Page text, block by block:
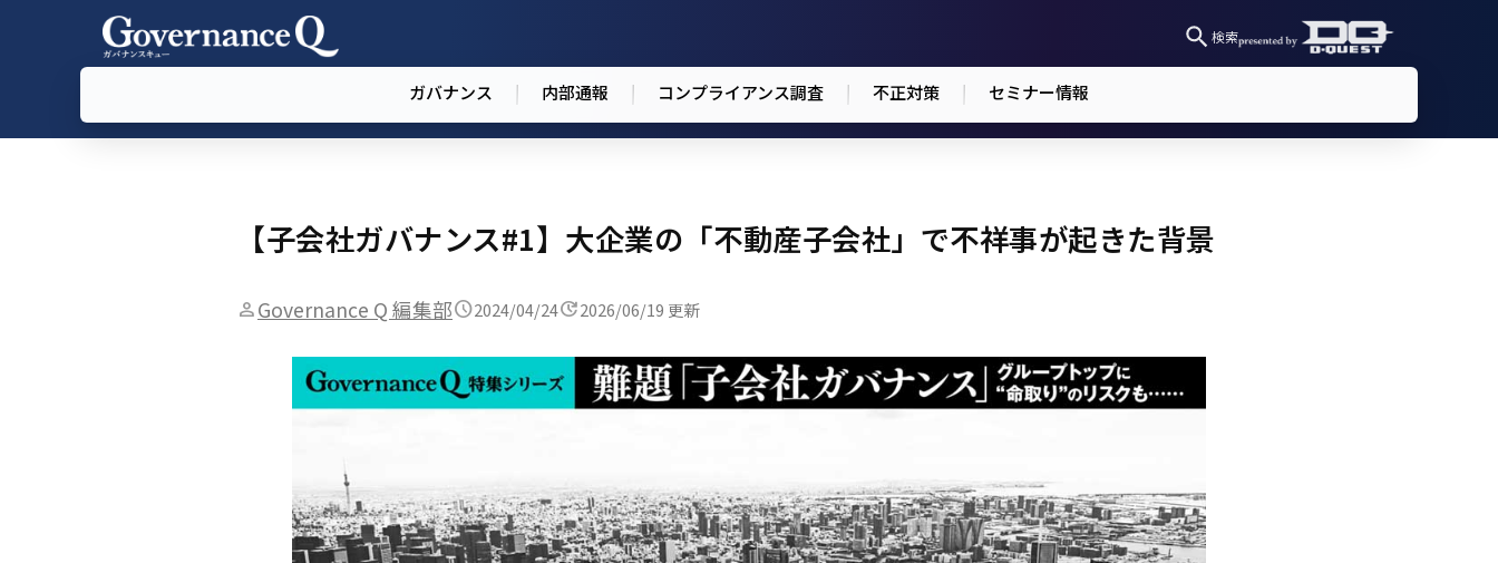
検索
ガバナンス 内部通報 コンプライアンス調査 不正対策 セミナー情報
【子会社ガバナンス#1】大企業の「不動産子会社」で不祥事が起きた背景
Governance Q 編集部 2024/04/24 2026/06/19 更新